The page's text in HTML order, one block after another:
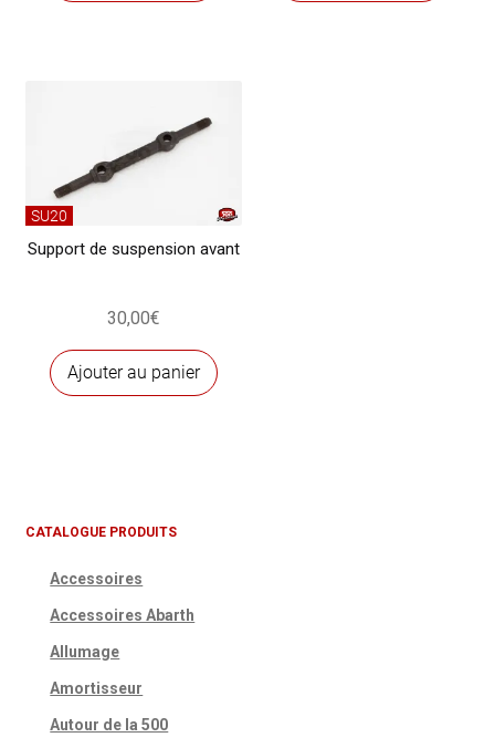
SU20
Support de suspension avant
30,00€
Ajouter au panier
CATALOGUE PRODUITS
Accessoires
Accessoires Abarth
Allumage
Amortisseur
Autour de la 500